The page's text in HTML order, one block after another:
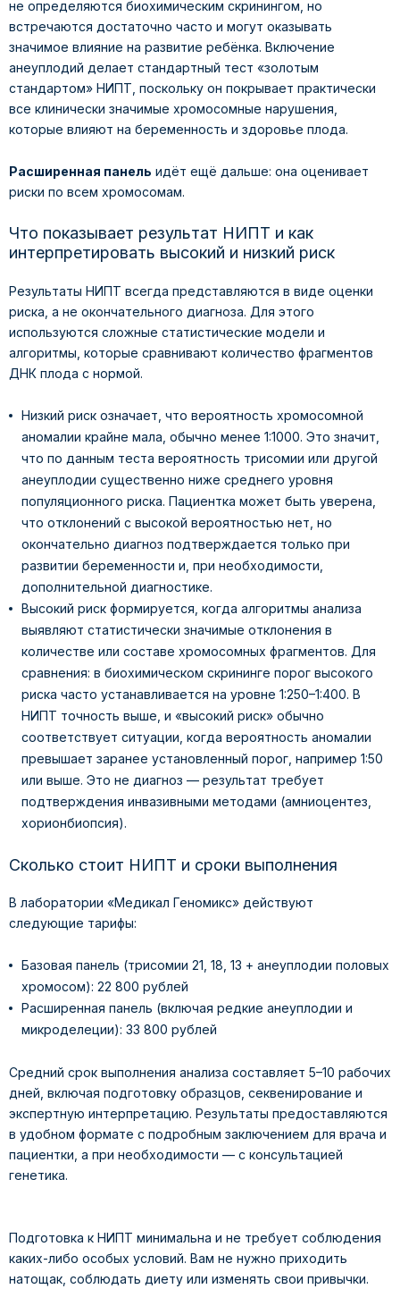
не определяются биохимическим скринингом, но
встречаются достаточно часто и могут оказывать
значимое влияние на развитие ребёнка. Включение
анеуплодий делает стандартный тест «золотым
стандартом» НИПТ, поскольку он покрывает практически
все клинически значимые хромосомные нарушения,
которые влияют на беременность и здоровье плода.
Расширенная панель идёт ещё дальше: она оценивает
риски по всем хромосомам.
Что показывает результат НИПТ и как
интерпретировать высокий и низкий риск
Результаты НИПТ всегда представляются в виде оценки
риска, а не окончательного диагноза. Для этого
используются сложные статистические модели и
алгоритмы, которые сравнивают количество фрагментов
ДНК плода с нормой.
Низкий риск означает, что вероятность хромосомной
аномалии крайне мала, обычно менее 1:1000. Это значит,
что по данным теста вероятность трисомии или другой
анеуплодии существенно ниже среднего уровня
популяционного риска. Пациентка может быть уверена,
что отклонений с высокой вероятностью нет, но
окончательно диагноз подтверждается только при
развитии беременности и, при необходимости,
дополнительной диагностике.
Высокий риск формируется, когда алгоритмы анализа
выявляют статистически значимые отклонения в
количестве или составе хромосомных фрагментов. Для
сравнения: в биохимическом скрининге порог высокого
риска часто устанавливается на уровне 1:250–1:400. В
НИПТ точность выше, и «высокий риск» обычно
соответствует ситуации, когда вероятность аномалии
превышает заранее установленный порог, например 1:50
или выше. Это не диагноз — результат требует
подтверждения инвазивными методами (амниоцентез,
хорионбиопсия).
Сколько стоит НИПТ и сроки выполнения
В лаборатории «Медикал Геномикс» действуют
следующие тарифы:
Базовая панель (трисомии 21, 18, 13 + анеуплодии половых
хромосом): 22 800 рублей
Расширенная панель (включая редкие анеуплодии и
микроделеции): 33 800 рублей
Средний срок выполнения анализа составляет 5–10 рабочих
дней, включая подготовку образцов, секвенирование и
экспертную интерпретацию. Результаты предоставляются
в удобном формате с подробным заключением для врача и
пациентки, а при необходимости — с консультацией
генетика.
Подготовка к НИПТ минимальна и не требует соблюдения
каких-либо особых условий. Вам не нужно приходить
натощак, соблюдать диету или изменять свои привычки.